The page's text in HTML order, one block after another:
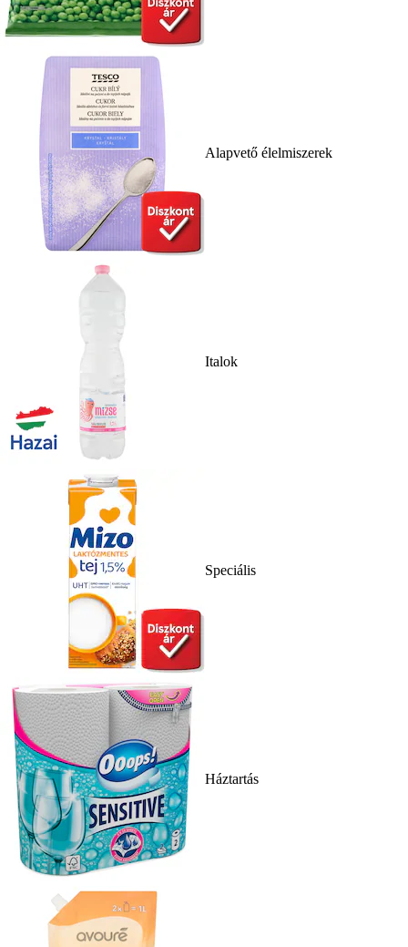
Alapvető élelmiszerek
Italok
Speciális
Háztartás